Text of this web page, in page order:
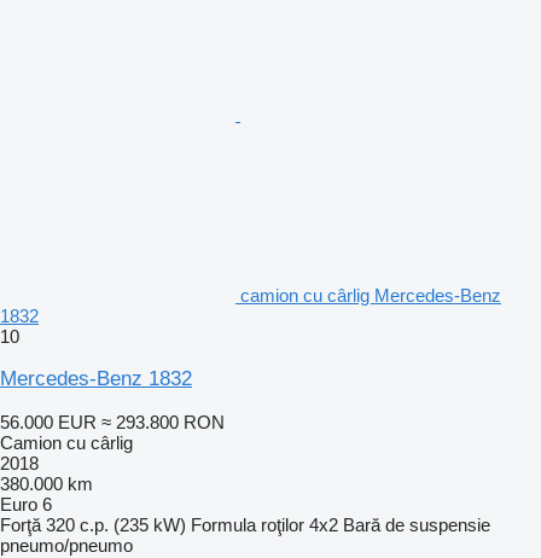
camion cu cârlig Mercedes-Benz
1832
10
Mercedes-Benz 1832
56.000 EUR ≈ 293.800 RON
Camion cu cârlig
2018
380.000 km
Euro 6
Forţă 320 c.p. (235 kW) Formula roţilor 4x2 Bară de suspensie
pneumo/pneumo